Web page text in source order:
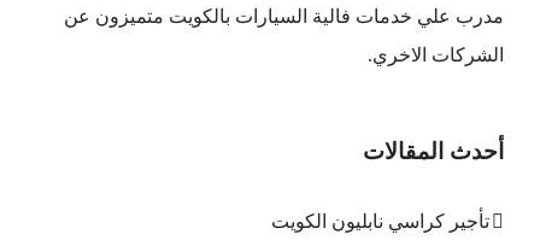
مدرب علي خدمات فالية السيارات بالكويت متميزون عن
الشركات الاخري.
أحدث المقالات
تأجير كراسي نابليون الكويت